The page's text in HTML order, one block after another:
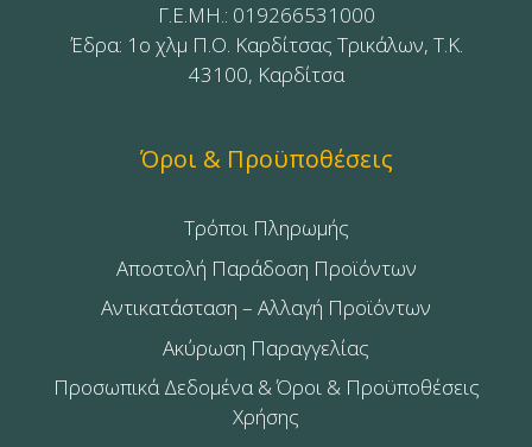
Γ.Ε.ΜΗ.: 019266531000
Έδρα: 1ο χλμ Π.Ο. Καρδίτσας Τρικάλων, Τ.Κ.
43100, Καρδίτσα
Όροι & Προϋποθέσεις
Τρόποι Πληρωμής
Αποστολή Παράδοση Προϊόντων
Αντικατάσταση – Αλλαγή Προϊόντων
Ακύρωση Παραγγελίας
Προσωπικά Δεδομένα & Όροι & Προϋποθέσεις
Χρήσης